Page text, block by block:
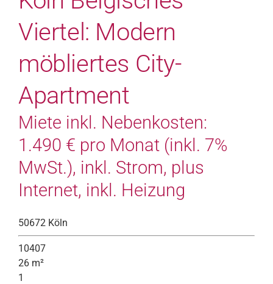
Viertel: Modern
möbliertes City-
Apartment
Miete inkl. Nebenkosten:
1.490 € pro Monat (inkl. 7%
MwSt.), inkl. Strom, plus
Internet, inkl. Heizung
50672 Köln
10407
26 m²
1